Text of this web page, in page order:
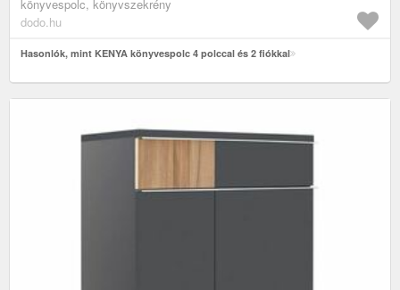
könyvespolc, könyvszekrény
dodo.hu
Hasonlók, mint KENYA könyvespolc 4 polccal és 2 fiókkal